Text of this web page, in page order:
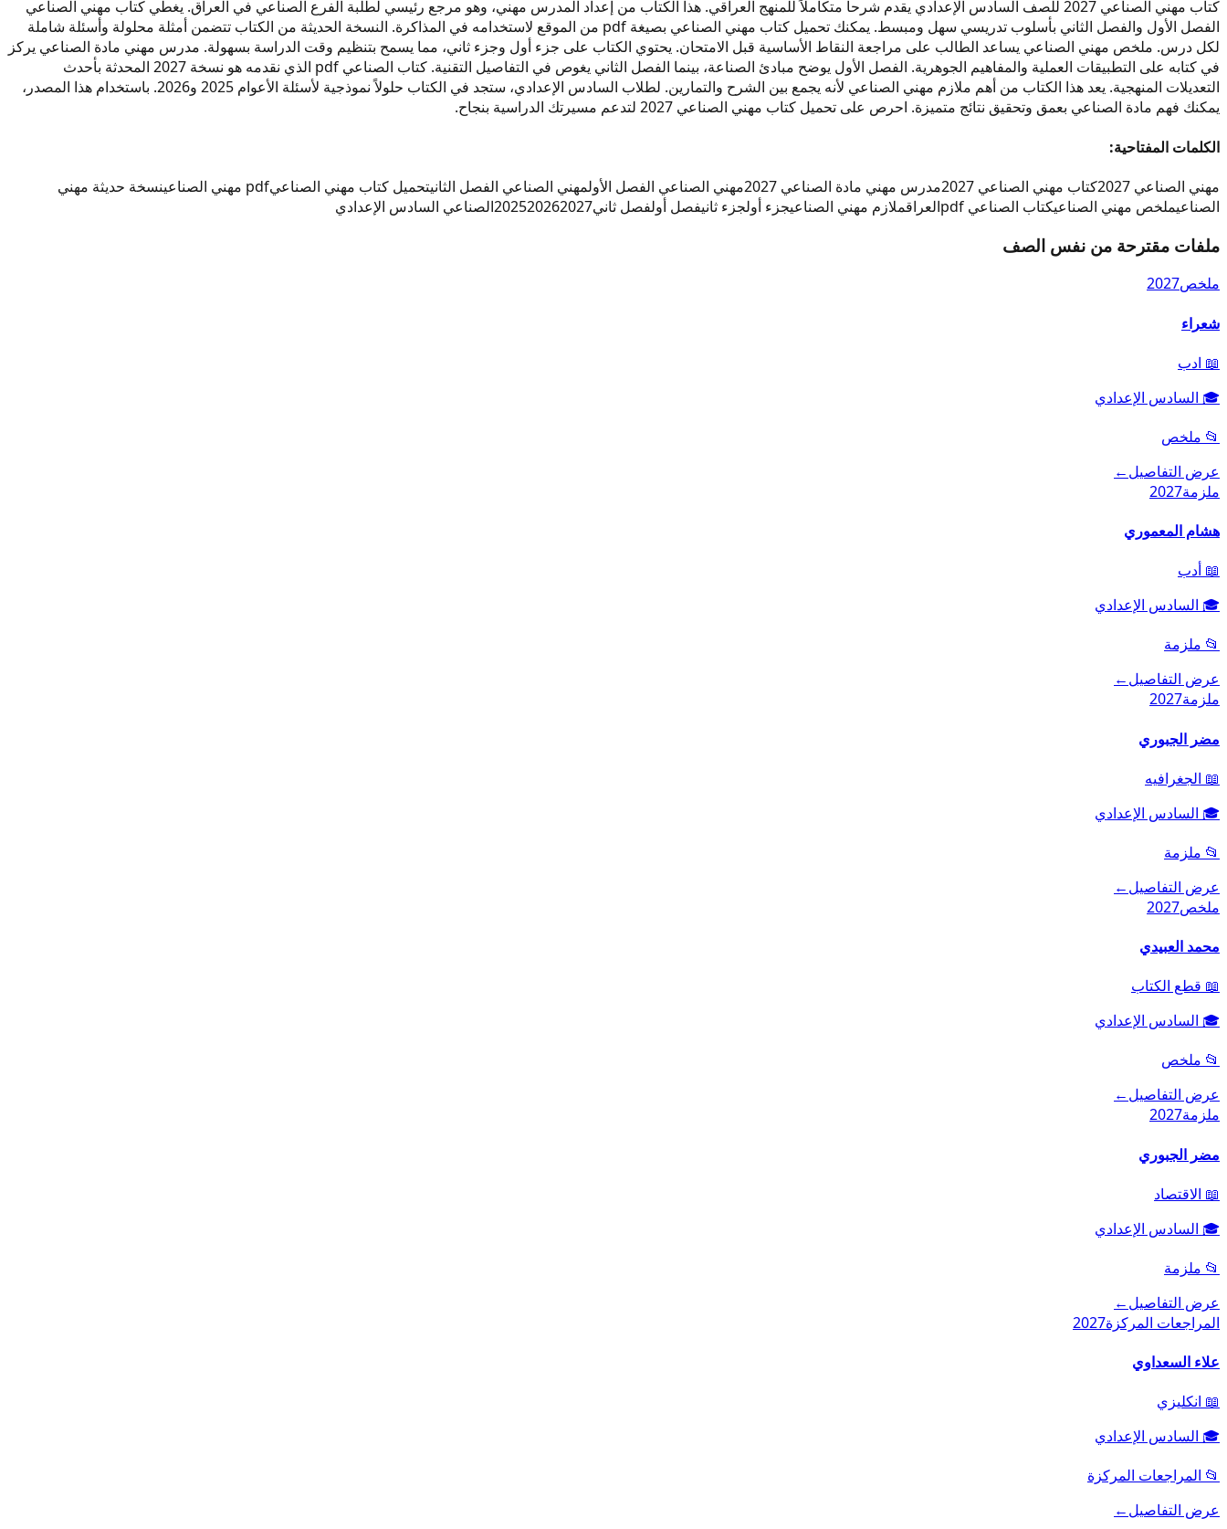
كتاب مهني الصناعي 2027 للصف السادس الإعدادي يقدم شرحاً متكاملاً للمنهج العراقي. هذا الكتاب من إعداد المدرس مهني، وهو مرجع رئيسي لطلبة الفرع الصناعي في العراق. يغطي كتاب مهني الصناعي
الفصل الأول والفصل الثاني بأسلوب تدريسي سهل ومبسط. يمكنك تحميل كتاب مهني الصناعي بصيغة pdf من الموقع لاستخدامه في المذاكرة. النسخة الحديثة من الكتاب تتضمن أمثلة محلولة وأسئلة شاملة
لكل درس. ملخص مهني الصناعي يساعد الطالب على مراجعة النقاط الأساسية قبل الامتحان. يحتوي الكتاب على جزء أول وجزء ثاني، مما يسمح بتنظيم وقت الدراسة بسهولة. مدرس مهني مادة الصناعي يركز
في كتابه على التطبيقات العملية والمفاهيم الجوهرية. الفصل الأول يوضح مبادئ الصناعة، بينما الفصل الثاني يغوص في التفاصيل التقنية. كتاب الصناعي pdf الذي نقدمه هو نسخة 2027 المحدثة بأحدث
التعديلات المنهجية. يعد هذا الكتاب من أهم ملازم مهني الصناعي لأنه يجمع بين الشرح والتمارين. لطلاب السادس الإعدادي، ستجد في الكتاب حلولاً نموذجية لأسئلة الأعوام 2025 و2026. باستخدام هذا المصدر،
يمكنك فهم مادة الصناعي بعمق وتحقيق نتائج متميزة. احرص على تحميل كتاب مهني الصناعي 2027 لتدعم مسيرتك الدراسية بنجاح.
الكلمات المفتاحية:
مهني الصناعي 2027
كتاب مهني الصناعي 2027 مدرس مهني مادة الصناعي 2027 مهني الصناعي الفصل الأولمهني الصناعي الفصل الثانيتحميل كتاب مهني الصناعيpdf مهني الصناعي
نسخة حديثة مهني
الصناعيملخص مهني الصناعيكتاب الصناعي pdf العراقملازم مهني الصناعيجزء أولجزء ثانيفصل أولفصل ثاني 202520262027 الصناعي السادس الإعدادي
ملفات مقترحة من نفس الصف
ملخص2027
شعراء
📖 ادب
🎓 السادس الإعدادي
📂 ملخص
عرض التفاصيل←
ملزمة2027
هشام المعموري
📖 أدب
🎓 السادس الإعدادي
📂 ملزمة
عرض التفاصيل←
ملزمة2027
مضر الجبوري
📖 الجغرافيه
🎓 السادس الإعدادي
📂 ملزمة
عرض التفاصيل←
ملخص2027
محمد العبيدي
📖 قطع الكتاب
🎓 السادس الإعدادي
📂 ملخص
عرض التفاصيل←
ملزمة2027
مضر الجبوري
📖 الاقتصاد
🎓 السادس الإعدادي
📂 ملزمة
عرض التفاصيل←
المراجعات المركزة2027
علاء السعداوي
📖 انكليزي
🎓 السادس الإعدادي
📂 المراجعات المركزة
عرض التفاصيل←